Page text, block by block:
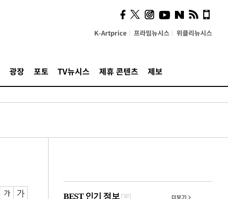
K-Artprice 프라임뉴시스 위클리뉴시스
광장 포토 TV뉴시스 제휴 콘텐츠 제보
사이 해답 찾았죠"…알을
깨고 나온 '초자아'